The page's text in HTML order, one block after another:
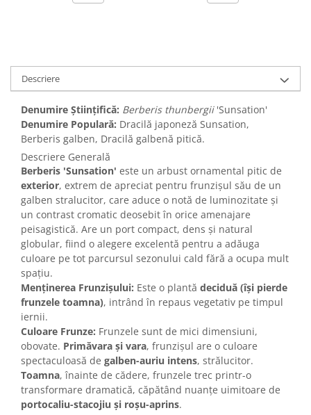
Descriere
Denumire Științifică: Berberis thunbergii'Sunsation'
Denumire Populară: Dracilă japoneză Sunsation,
Berberis galben, Dracilă galbenă pitică.
Descriere Generală
Berberis 'Sunsation' este un arbust ornamental pitic de
exterior, extrem de apreciat pentru frunzișul său de un
galben stralucitor, care aduce o notă de luminozitate și
un contrast cromatic deosebit în orice amenajare
peisagistică. Are un port compact, dens și natural
globular, fiind o alegere excelentă pentru a adăuga
culoare pe tot parcursul sezonului cald fără a ocupa mult
spațiu.
Menținerea Frunzișului: Este o plantă deciduă (își pierde
frunzele toamna), intrând în repaus vegetativ pe timpul
iernii.
Culoare Frunze: Frunzele sunt de mici dimensiuni,
obovate. Primăvara și vara, frunzișul are o culoare
spectaculoasă de galben-auriu intens, strălucitor.
Toamna, înainte de cădere, frunzele trec printr-o
transformare dramatică, căpătând nuanțe uimitoare de
portocaliu-stacojiu și roșu-aprins.